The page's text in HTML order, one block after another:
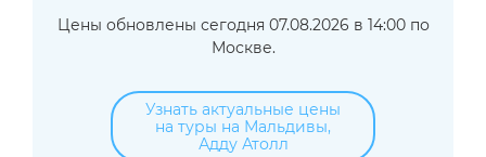
Цены обновлены сегодня 07.08.2026 в 14:00 по
Москве.
Узнать актуальные цены
на туры на Мальдивы,
Адду Атолл